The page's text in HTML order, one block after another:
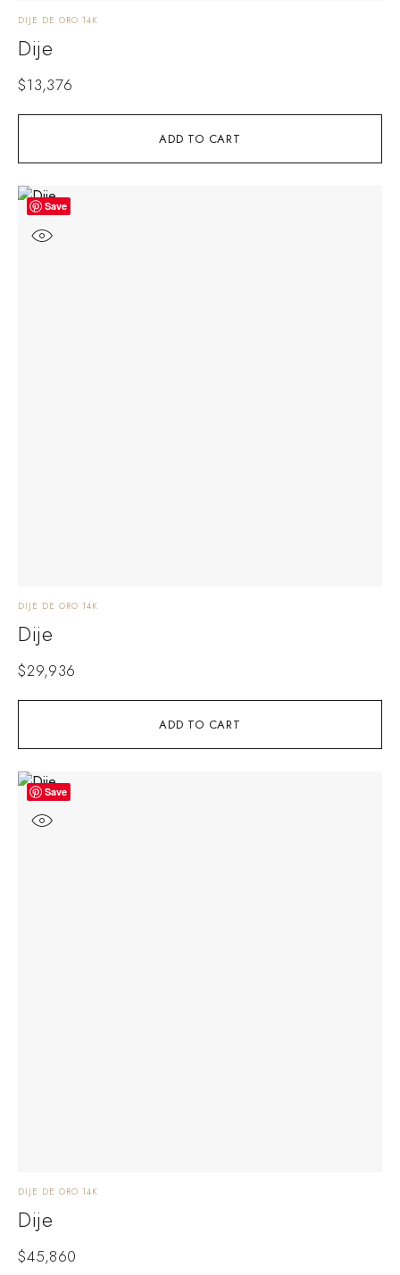
ADD TO CART
DIJE DE ORO 14K
Dije
$13,376
Save
ADD TO CART
DIJE DE ORO 14K
Dije
$29,936
Save
DIJE DE ORO 14K
Dije
$45,860